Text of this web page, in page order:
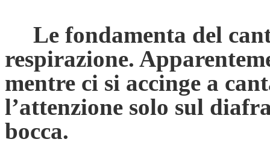
Le fondamenta del
respirazione.
mentre ci si accinge a
l’attenzione solo sul
bocca.